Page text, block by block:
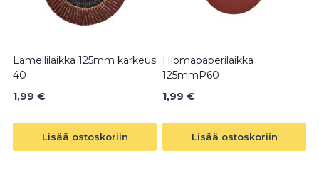
Lamellilaikka 125mm karkeus
40
1,99 €
Lisää ostoskoriin
Hiomapaperilaikka
125mmP60
1,99 €
Lisää ostoskoriin